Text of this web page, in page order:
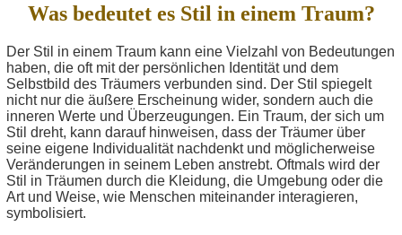
Was bedeutet es Stil in einem Traum?
Der Stil in einem Traum kann eine Vielzahl von Bedeutungen
haben, die oft mit der persönlichen Identität und dem
Selbstbild des Träumers verbunden sind. Der Stil spiegelt
nicht nur die äußere Erscheinung wider, sondern auch die
inneren Werte und Überzeugungen. Ein Traum, der sich um
Stil dreht, kann darauf hinweisen, dass der Träumer über
seine eigene Individualität nachdenkt und möglicherweise
Veränderungen in seinem Leben anstrebt. Oftmals wird der
Stil in Träumen durch die Kleidung, die Umgebung oder die
Art und Weise, wie Menschen miteinander interagieren,
symbolisiert.